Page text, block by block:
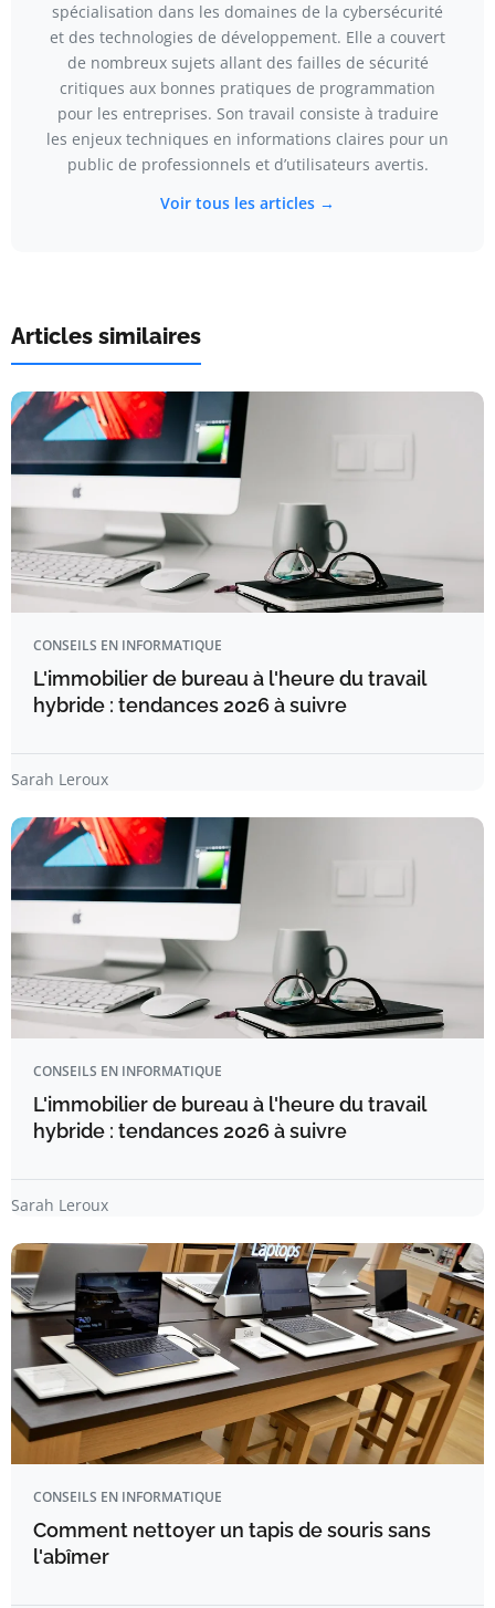
spécialisation dans les domaines de la cybersécurité
et des technologies de développement. Elle a couvert
de nombreux sujets allant des failles de sécurité
critiques aux bonnes pratiques de programmation
pour les entreprises. Son travail consiste à traduire
les enjeux techniques en informations claires pour un
public de professionnels et d’utilisateurs avertis.
Voir tous les articles →
Articles similaires
CONSEILS EN INFORMATIQUE
L'immobilier de bureau à l'heure du travail
hybride : tendances 2026 à suivre
Sarah Leroux
CONSEILS EN INFORMATIQUE
L'immobilier de bureau à l'heure du travail
hybride : tendances 2026 à suivre
Sarah Leroux
CONSEILS EN INFORMATIQUE
Comment nettoyer un tapis de souris sans
l'abîmer